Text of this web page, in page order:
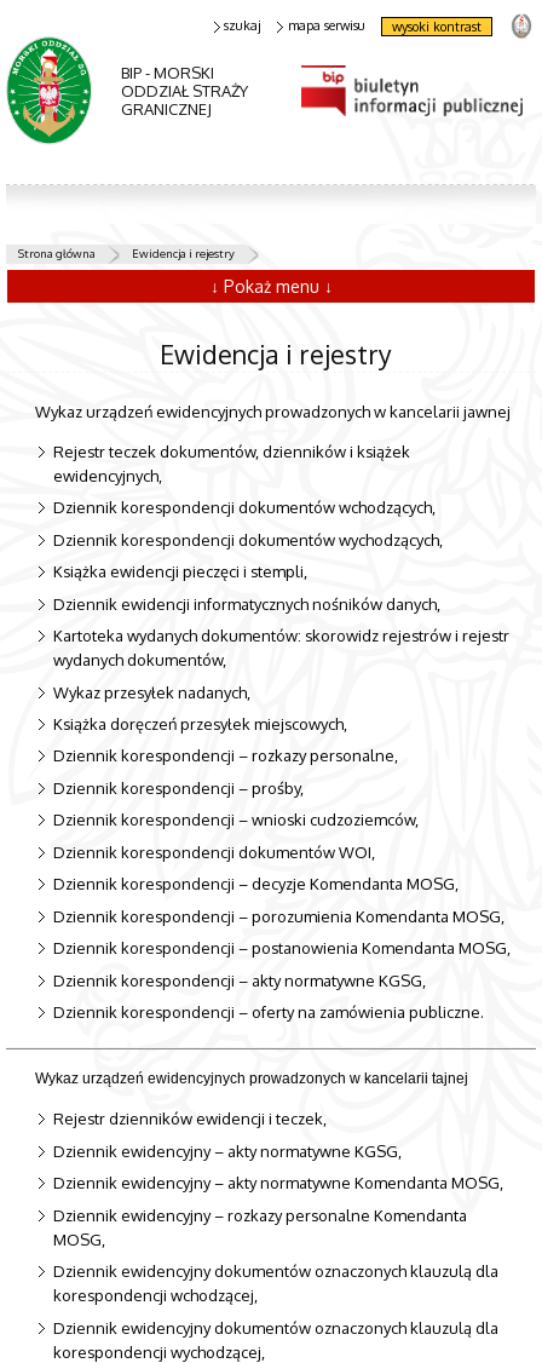
BIP - MORSKI
ODDZIAŁ STRAŻY
GRANICZNEJ
szukaj mapa serwisu wysoki kontrast
Strona główna Ewidencja i rejestry
↓ Pokaż menu ↓
Ewidencja i rejestry
Wykaz urządzeń ewidencyjnych prowadzonych w kancelarii jawnej
Rejestr teczek dokumentów, dzienników i książek
ewidencyjnych,
Dziennik korespondencji dokumentów wchodzących,
Dziennik korespondencji dokumentów wychodzących,
Książka ewidencji pieczęci i stempli,
Dziennik ewidencji informatycznych nośników danych,
Kartoteka wydanych dokumentów: skorowidz rejestrów i rejestr
wydanych dokumentów,
Wykaz przesyłek nadanych,
Książka doręczeń przesyłek miejscowych,
Dziennik korespondencji – rozkazy personalne,
Dziennik korespondencji – prośby,
Dziennik korespondencji – wnioski cudzoziemców,
Dziennik korespondencji dokumentów WOI,
Dziennik korespondencji – decyzje Komendanta MOSG,
Dziennik korespondencji – porozumienia Komendanta MOSG,
Dziennik korespondencji – postanowienia Komendanta MOSG,
Dziennik korespondencji – akty normatywne KGSG,
Dziennik korespondencji – oferty na zamówienia publiczne.
Wykaz urządzeń ewidencyjnych prowadzonych w kancelarii tajnej
Rejestr dzienników ewidencji i teczek,
Dziennik ewidencyjny – akty normatywne KGSG,
Dziennik ewidencyjny – akty normatywne Komendanta MOSG,
Dziennik ewidencyjny – rozkazy personalne Komendanta
MOSG,
Dziennik ewidencyjny dokumentów oznaczonych klauzulą dla
korespondencji wchodzącej,
Dziennik ewidencyjny dokumentów oznaczonych klauzulą dla
korespondencji wychodzącej,